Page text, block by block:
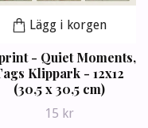
Lägg i korgen
- Quiet Moments,
Klippark - 12x12
(30,5 x 30,5 cm)
15 kr